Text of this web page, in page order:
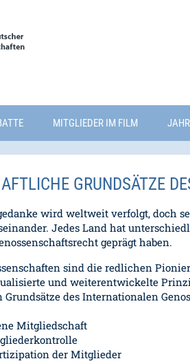
MITGLIEDER IM FILM
GRUNDSÄTZE
wird weltweit verfolgt, doch
Jedes Land hat
geprägt haben.
sind die redlichen
und weiterentwickelte
des Internationalen
Mitgliedschaft
der Mitglieder